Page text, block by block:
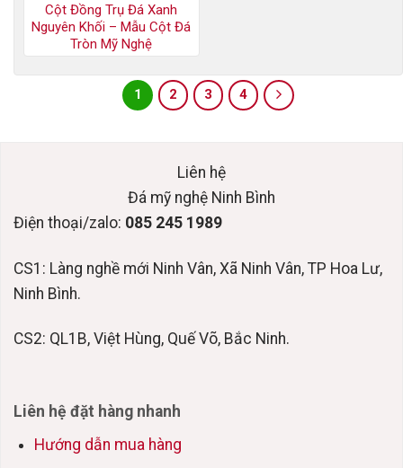
Cột Đồng Trụ Đá Xanh
Nguyên Khối – Mẫu Cột Đá
Tròn Mỹ Nghệ
1 2 3 4
Liên hệ
Đá mỹ nghệ Ninh Bình
Điện thoại/zalo: 085 245 1989
CS1: Làng nghề mới Ninh Vân, Xã Ninh Vân, TP Hoa Lư,
Ninh Bình.
CS2: QL1B, Việt Hùng, Quế Võ, Bắc Ninh.
Liên hệ đặt hàng nhanh
Hướng dẫn mua hàng